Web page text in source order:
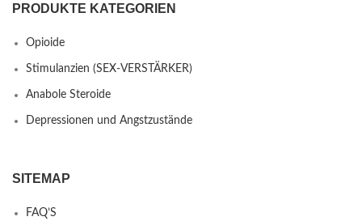
PRODUKTE KATEGORIEN
Opioide
Stimulanzien (SEX-VERSTÄRKER)
Anabole Steroide
Depressionen und Angstzustände
SITEMAP
FAQ’S